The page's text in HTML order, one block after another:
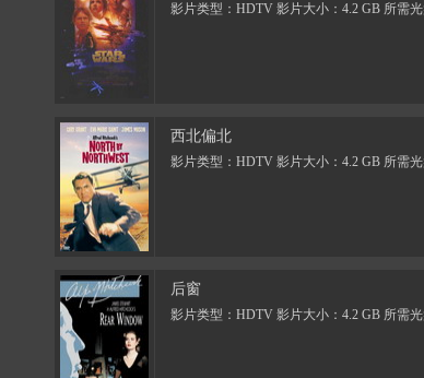
影片类型：HDTV 影片大小：4.2 GB 所需
西北偏北
影片类型：HDTV 影片大小：4.2 GB 所需
后窗
影片类型：HDTV 影片大小：4.2 GB 所需